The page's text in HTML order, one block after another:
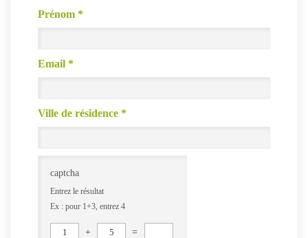
Prénom *
Email *
Ville de résidence *
captcha
Entrez le résultat
Ex : pour 1+3, entrez 4
1 + 5 =